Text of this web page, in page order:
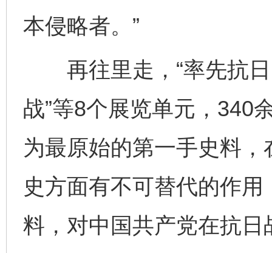
本侵略者。”
再往里走，“率先抗日
战”等8个展览单元，340
为最原始的第一手史料
史方面有不可替代的作
料，对中国共产党在抗